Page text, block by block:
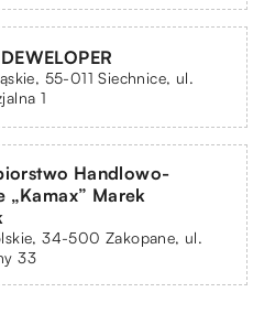
55-011 Siechnice, ul.
1
Handlowo-
„Kamax” Marek
34-500 Zakopane, ul.
33